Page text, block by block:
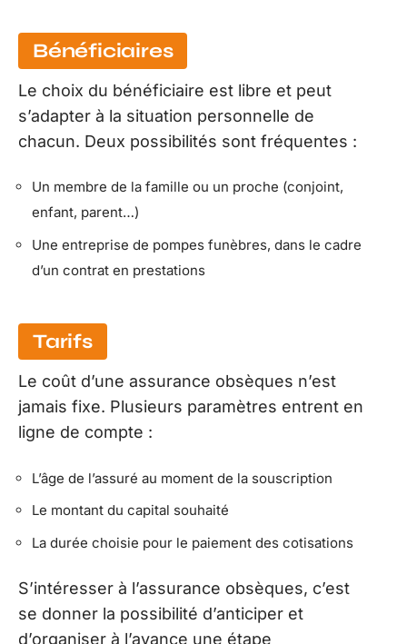
Bénéficiaires
Le choix du bénéficiaire est libre et peut
s’adapter à la situation personnelle de
chacun. Deux possibilités sont fréquentes :
Un membre de la famille ou un proche (conjoint,
enfant, parent…)
Une entreprise de pompes funèbres, dans le cadre
d’un contrat en prestations
Tarifs
Le coût d’une assurance obsèques n’est
jamais fixe. Plusieurs paramètres entrent en
ligne de compte :
L’âge de l’assuré au moment de la souscription
Le montant du capital souhaité
La durée choisie pour le paiement des cotisations
S’intéresser à l’assurance obsèques, c’est
se donner la possibilité d’anticiper et
d’organiser à l’avance une étape